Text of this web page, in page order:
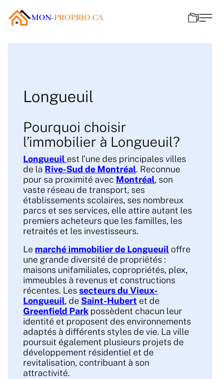
MON-PROPRIO.CA
Longueuil
Pourquoi choisir
l’immobilier à Longueuil?
Longueuil est l’une des principales villes
de la Rive-Sud de Montréal. Reconnue
pour sa proximité avec Montréal, son
vaste réseau de transport, ses
établissements scolaires, ses nombreux
parcs et ses services, elle attire autant les
premiers acheteurs que les familles, les
retraités et les investisseurs.
Le marché immobilier de Longueuiloffre
une grande diversité de propriétés :
maisons unifamiliales, copropriétés, plex,
immeubles à revenus et constructions
récentes. Lessecteurs du Vieux-
Longueuil, de Saint-Hubert et de
Greenfield Park possèdent chacun leur
identité et proposent des environnements
adaptés à différents styles de vie. La ville
poursuit également plusieurs projets de
développement résidentiel et de
revitalisation, contribuant à son
attractivité.